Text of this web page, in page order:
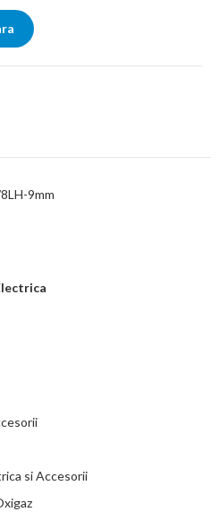
9mm
si Accesorii